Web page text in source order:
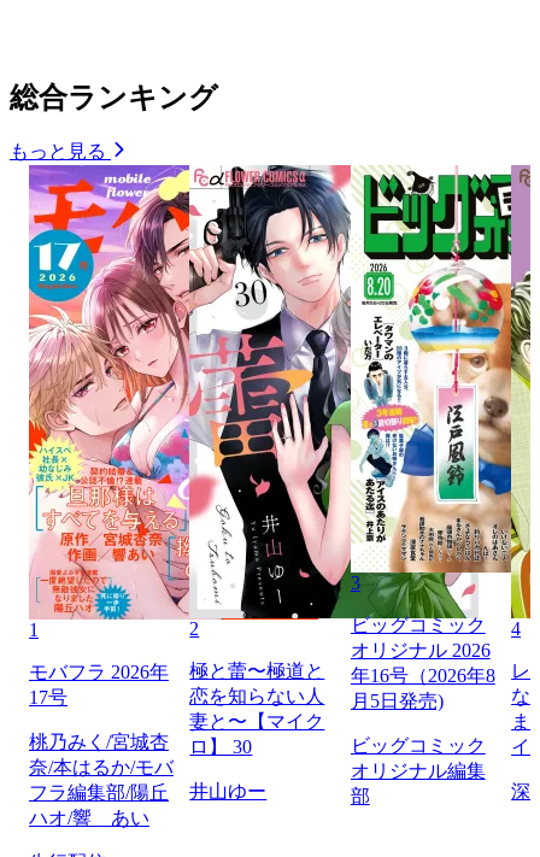
総合ランキング
もっと見る
1
モバフラ 2026年
17号
桃乃みく/宮城杏
奈/本はるか/モバ
フラ編集部/陽丘
ハオ/響 あい
2
極と蕾〜極道と
恋を知らない人
妻と〜【マイク
ロ】 30
井山ゆー
3
ビッグコミック
オリジナル 2026
年16号（2026年8
月5日発売)
ビッグコミック
オリジナル編集
部
4
レ
な
ま
イ
深